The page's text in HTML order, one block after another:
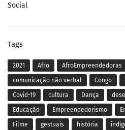
Social
Tags
2021 Afro AfroEmpreendedoras
comunicação não verbal Congo
Covid-19 cultura Dança
Educação Empreendedorismo
Filme gestuais história